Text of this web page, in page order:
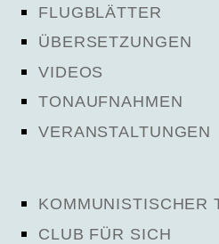
FLUGBLÄTTER
ÜBERSETZUNGEN
VIDEOS
TONAUFNAHMEN
VERANSTALTUNGEN
KOMMUNISTISCHER
CLUB FÜR SICH